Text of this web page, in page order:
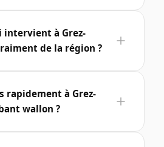
intervient à Grez-
de la région ?
rapidement à Grez-
wallon ?